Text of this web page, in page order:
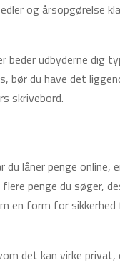
og årsopgørelse
beder udbyderne dig
bør du have det
skrivebord.
låner penge online,
penge du søger,
en form for
det kan virke privat,